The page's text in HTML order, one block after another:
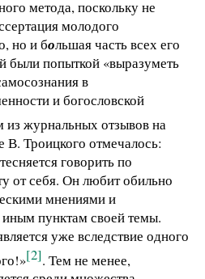
метода, поскольку не
молодого
но и большая часть всех его
были попыткой «выразуметь
в
и богословской
из журнальных отзывов на
В. Троицкого отмечалось:
говорить по
от себя. Он любит обильно
мнениями и
пунктам своей темы.
уже вследствие одного
[2]. Тем не менее,